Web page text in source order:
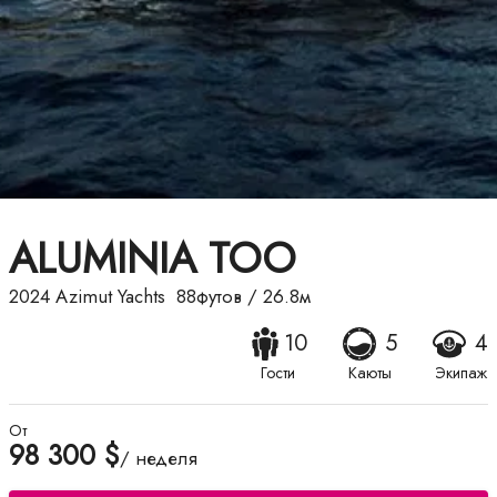
ALUMINIA TOO
2024 Azimut Yachts 88футов / 26.8м
10
Гости
5
Каюты
4
Экипаж
От
98 300 $/ неделя